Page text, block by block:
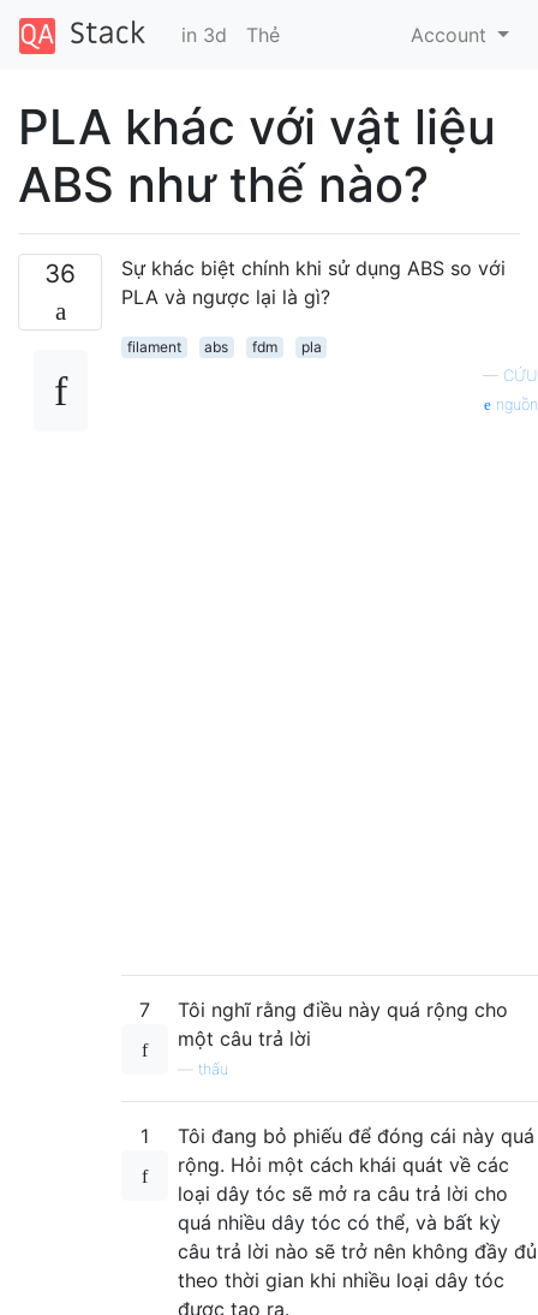
in 3d Thẻ Account
PLA khác với vật liệu
ABS như thế nào?
36
Sự khác biệt chính khi sử dụng ABS so với
PLA và ngược lại là gì?
filament abs fdm
pla
— CỨU
nguồn
7
Tôi nghĩ rằng điều này quá rộng cho
một câu trả lời
thấu
1
Tôi đang bỏ phiếu để đóng cái này quá
rộng. Hỏi một cách khái quát về các
loại dây tóc sẽ mở ra câu trả lời cho
quá nhiều dây tóc có thể, và bất kỳ
câu trả lời nào sẽ trở nên không đầy đủ
theo thời gian khi nhiều loại dây tóc
được tạo ra.